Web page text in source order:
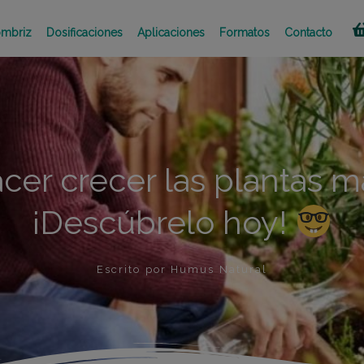
Dosificaciones Aplicaciones Formatos Contacto
crecer las plantas
¡Descúbrelo hoy!
Escrito por Humus Natural